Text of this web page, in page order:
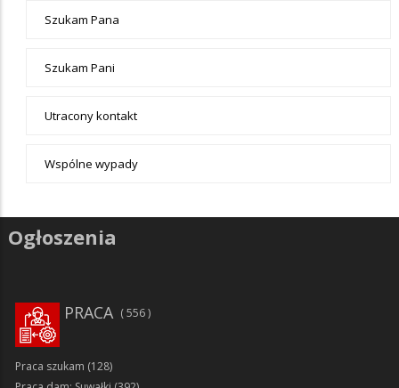
Szukam Pana
Szukam Pani
Utracony kontakt
Wspólne wypady
Ogłoszenia
PRACA 556
Praca szukam (128)